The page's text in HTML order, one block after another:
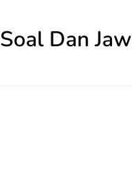
Soal Dan